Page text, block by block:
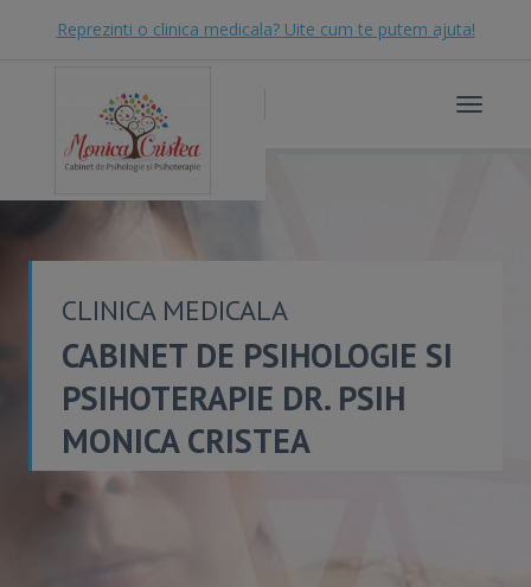
Reprezinti o clinica medicala? Uite cum te putem ajuta!
Toggle
CLINICA MEDICALA
CABINET DE PSIHOLOGIE SI
PSIHOTERAPIE DR. PSIH
MONICA CRISTEA